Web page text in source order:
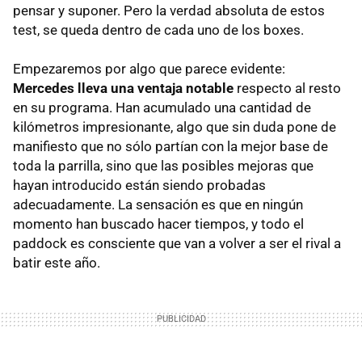
pensar y suponer. Pero la verdad absoluta de estos
test, se queda dentro de cada uno de los boxes.
Empezaremos por algo que parece evidente:
Mercedes lleva una ventaja notable respecto al resto
en su programa. Han acumulado una cantidad de
kilómetros impresionante, algo que sin duda pone de
manifiesto que no sólo partían con la mejor base de
toda la parrilla, sino que las posibles mejoras que
hayan introducido están siendo probadas
adecuadamente. La sensación es que en ningún
momento han buscado hacer tiempos, y todo el
paddock es consciente que van a volver a ser el rival a
batir este año.